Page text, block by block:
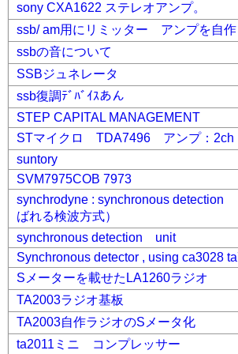
sony CXA1622 ステレオアンプ。
ssb/ am用にリミッター アンプを自作
ssbの音について
SSBジュネレータ
ssb復調ﾃﾞﾊﾞｲｽあん
STEP CAPITAL MANAGEMENT
STマイクロ TDA7496 アンプ：2ch
suntory
SVM7975COB 7973
synchrodyne : synchronous detection
ばれる検波方式）
synchronous detection unit
Synchronous detector , using ca3028
Sメーターを載せたLA1260ラジオ
TA2003ラジオ基板
TA2003自作ラジオのSメータ化
ta2011ミニ コンプレッサー